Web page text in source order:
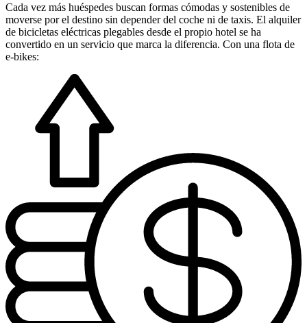
Cada vez más huéspedes buscan formas cómodas y sostenibles de
moverse por el destino sin depender del coche ni de taxis. El alquiler
de bicicletas eléctricas plegables desde el propio hotel se ha
convertido en un servicio que marca la diferencia. Con una flota de
e-bikes: